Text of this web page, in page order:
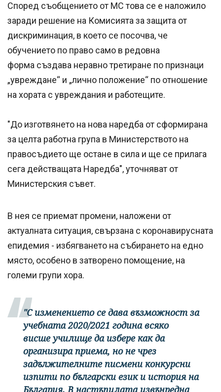
Според съобщението от МС това се е наложило
заради решение на Комисията за защита от
дискриминация, в което се посочва, че
обучението по право само в редовна
форма създава неравно третиране по признаци
„увреждане“ и „лично положение“ по отношение
на хората с увреждания и работещите.
"До изготвянето на нова наредба от сформирана
за целта работна група в Министерството на
правосъдието ще остане в сила и ще се прилага
сега действащата Наредба", уточняват от
Министерския съвет.
В нея се приемат промени, наложени от
актуалната ситуация, свързана с коронавирусната
епидемия - избягването на събирането на едно
място, особено в затворено помощение, на
големи групи хора.
"С изменението се дава възможност за
учебната 2020/2021 година всяко
висше училище да избере как да
организира приема, но не чрез
задължителните писмени конкурсни
изпити по български език и история на
България. В настъпилата извънредна